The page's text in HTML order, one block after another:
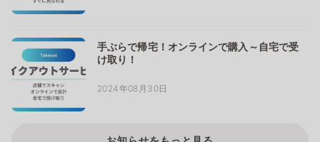
手ぶらで帰宅！オンラインで購入～自宅で受
け取り！
2024年08月30日